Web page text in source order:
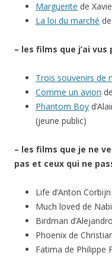
Marguerite de
La loi du marché
– les films que j’ai
Trois souvenirs de
Comme un avion
Phantom Boy
(jeune public)
– les films que je ne
pas et ceux qui ne
Life d’Anton Corbijn
Much loved de
Birdman
Phoenix de
Fatima de Philippe